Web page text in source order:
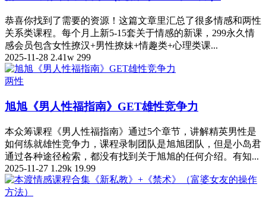
恭喜你找到了需要的资源！这篇文章里汇总了很多情感和两性
关系类课程。每个月上新5-15套关于情感的新课，299永久情
感会员包含女性撩汉+男性撩妹+情趣类+心理类课...
2025-11-28 2.41w 299
两性
旭旭《男人性福指南》GET雄性竞争力
本众筹课程《男人性福指南》通过5个章节，讲解精英男性是
如何练就雄性竞争力，课程录制团队是旭旭团队，但是小岛君
通过各种途径检索，都没有找到关于旭旭的任何介绍。有知...
2025-11-27 1.29k 19.99